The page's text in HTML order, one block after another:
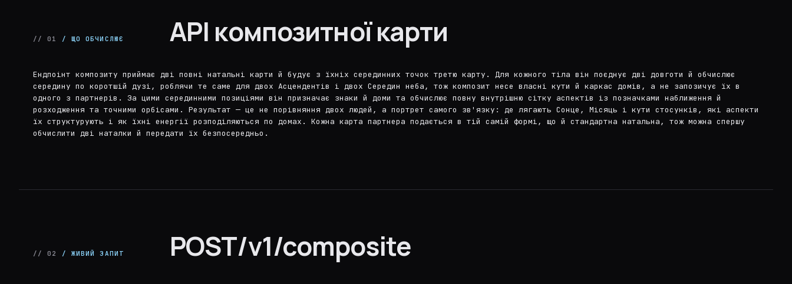
// 01 / ЩО ОБЧИСЛЮЄ API композитної карти
Ендпоінт композиту приймає дві повні натальні карти й будує з їхніх серединних точок третю карту. Для кожного тіла він поєднує дві довготи й обчислює
середину по коротшій дузі, роблячи те саме для двох Асцендентів і двох Середин неба, тож композит несе власні кути й каркас домів, а не запозичує їх в
одного з партнерів. За цими серединними позиціями він призначає знаки й доми та обчислює повну внутрішню сітку аспектів із позначками наближення й
розходження та точними орбісами. Результат — це не порівняння двох людей, а портрет самого зв'язку: де лягають Сонце, Місяць і кути стосунків, які аспекти
їх структурують і як їхні енергії розподіляються по домах. Кожна карта партнера подається в тій самій формі, що й стандартна натальна, тож можна спершу
обчислити дві наталки й передати їх безпосередньо.
// 02 / ЖИВИЙ ЗАПИТ POST/v1/composite